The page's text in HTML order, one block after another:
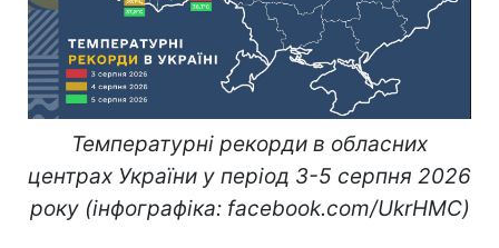
Температурні рекорди в обласних
центрах України у період 3-5 серпня 2026
року (інфографіка: facebook.com/UkrHMC)